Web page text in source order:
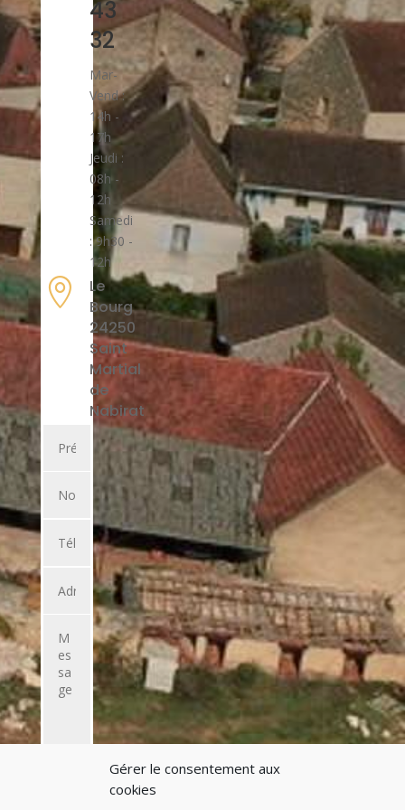
Gérer le consentement aux
cookies
43
32
Mar-
Vend :
14h -
17h
Jeudi :
08h -
12h
Samedi
: 9h30 -
12h

Le
Bourg
24250
Saint
Martial
de
Nabirat